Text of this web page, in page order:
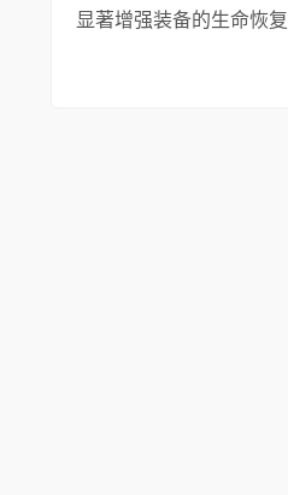
显著增强装备的生命恢